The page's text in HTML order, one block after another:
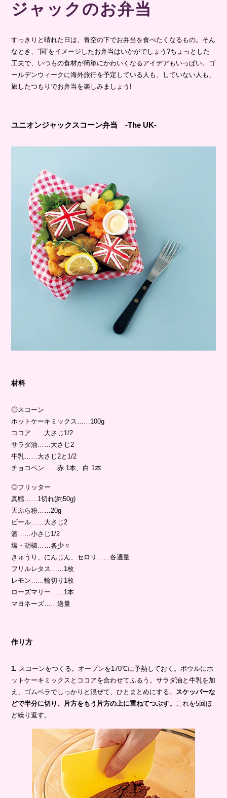
ジャックのお弁当
すっきりと晴れた日は、青空の下でお弁当を食べたくなるもの。そん
なとき、“国”をイメージしたお弁当はいかがでしょう?ちょっとした
工夫で、いつもの食材が簡単にかわいくなるアイデアもいっぱい。ゴ
ールデンウィークに海外旅行を予定している人も、していない人も、
旅したつもりでお弁当を楽しみましょう!
ユニオンジャックスコーン弁当 -The UK-
材料
◎スコーン
ホットケーキミックス……100g
ココア……大さじ1/2
サラダ油……大さじ2
牛乳……大さじ2と1/2
チョコペン……赤 1本、白 1本
◎フリッター
真鱈……1切れ(約50g)
天ぷら粉……20g
ビール……大さじ2
酒……小さじ1/2
塩・胡椒……各少々
きゅうり、にんじん、セロリ……各適量
フリルレタス……1枚
レモン……輪切り1枚
ローズマリー……1本
マヨネーズ……適量
作り方
1. スコーンをつくる。オーブンを170℃に予熱しておく。ボウルにホ
ットケーキミックスとココアを合わせてふるう。サラダ油と牛乳を加
え、ゴムベラでしっかりと混ぜて、ひとまとめにする。 スケッパーな
どで半分に切り、片方をもう片方の上に重ねてつぶす。 これを5回ほ
ど繰り返す。